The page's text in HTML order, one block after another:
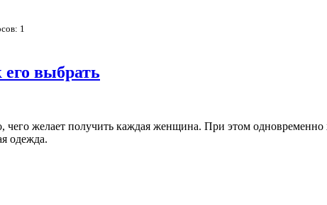
1
выбрать
чего желает получить каждая женщина. При этом
одежда.